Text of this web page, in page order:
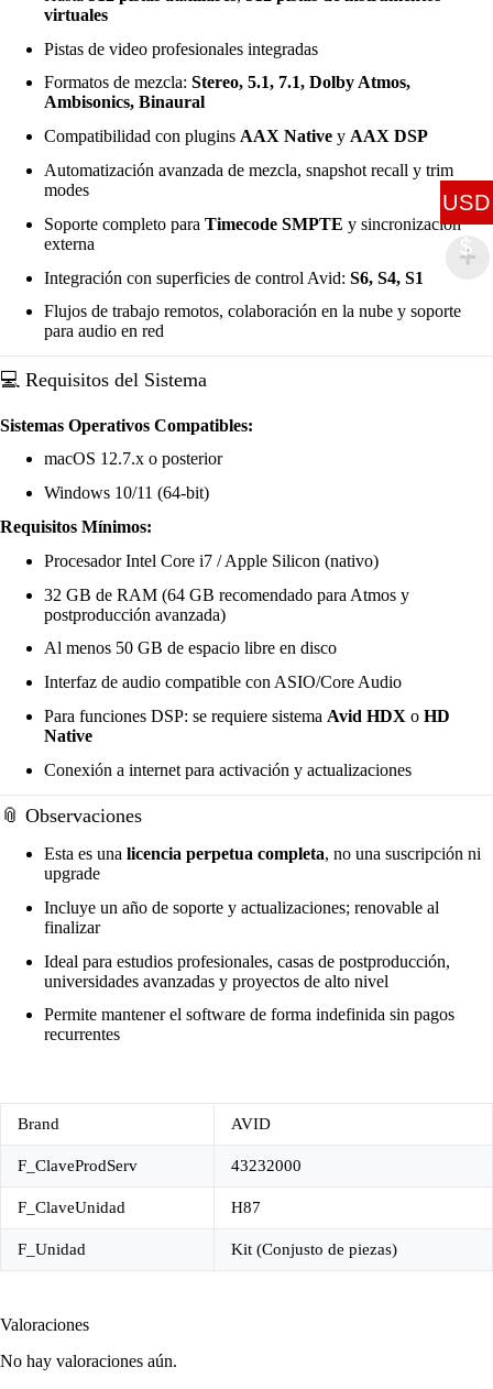
virtuales
Pistas de video profesionales integradas
Formatos de mezcla: Stereo, 5.1, 7.1, Dolby Atmos,
Ambisonics, Binaural
Compatibilidad con plugins AAX Native y AAX DSP
Automatización avanzada de mezcla, snapshot recall y trim
modes
Soporte completo para Timecode SMPTE y sincronización
externa
Integración con superficies de control Avid: S6, S4, S1
Flujos de trabajo remotos, colaboración en la nube y soporte
para audio en red
💻 Requisitos del Sistema
Sistemas Operativos Compatibles:
macOS 12.7.x o posterior
Windows 10/11 (64-bit)
Requisitos Mínimos:
Procesador Intel Core i7 / Apple Silicon (nativo)
32 GB de RAM (64 GB recomendado para Atmos y
postproducción avanzada)
Al menos 50 GB de espacio libre en disco
Interfaz de audio compatible con ASIO/Core Audio
Para funciones DSP: se requiere sistema Avid HDX o HD
Native
Conexión a internet para activación y actualizaciones
📎 Observaciones
Esta es una licencia perpetua completa, no una suscripción ni
upgrade
Incluye un año de soporte y actualizaciones; renovable al
finalizar
Ideal para estudios profesionales, casas de postproducción,
universidades avanzadas y proyectos de alto nivel
Permite mantener el software de forma indefinida sin pagos
recurrentes
Brand AVID
F_ClaveProdServ 43232000
F_ClaveUnidad H87
F_Unidad Kit (Conjusto de piezas)
Valoraciones
No hay valoraciones aún.
USD
$